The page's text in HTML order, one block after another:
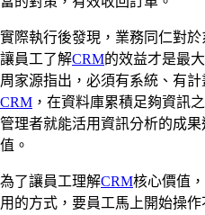
實際執行後發現，業務同仁對
讓員工了解CRM的效益才是最
周家源指出，必須有系統、有
CRM ，在資料庫累積足夠資訊之
管理者就能活用資訊分析的成
值。
為了讓員工理解CRM核心價值
用的方式，要員工馬上開始操作